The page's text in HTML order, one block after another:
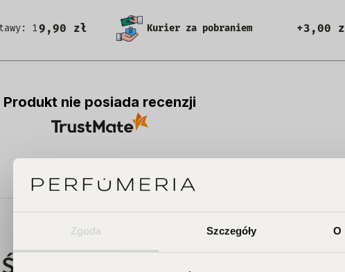
Zgoda Szczegóły O
19,90 zł Kurier za pobraniem +3,00
Produkt nie posiada recenzji